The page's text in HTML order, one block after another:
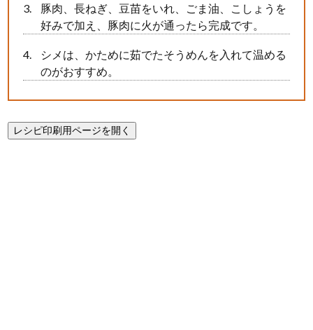
豚肉、長ねぎ、豆苗をいれ、ごま油、こしょうを
好みで加え、豚肉に火が通ったら完成です。
シメは、かために茹でたそうめんを入れて温める
のがおすすめ。